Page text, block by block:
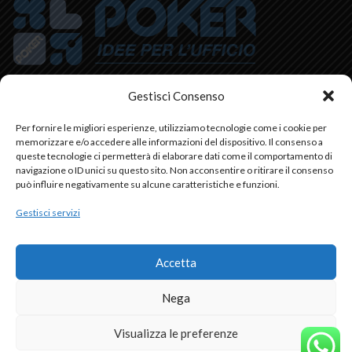
Gestisci Consenso
Per fornire le migliori esperienze, utilizziamo tecnologie come i cookie per
memorizzare e/o accedere alle informazioni del dispositivo. Il consenso a
queste tecnologie ci permetterà di elaborare dati come il comportamento di
navigazione o ID unici su questo sito. Non acconsentire o ritirare il consenso
può influire negativamente su alcune caratteristiche e funzioni.
Gestisci servizi
Accetta
Nega
Visualizza le preferenze
via Monte Cusna,2 42015 Correggio (RE)
Phone: 0522-693633
Fax: 0522-642995
C.f e P.iva: 00745450353
INFORMAZIONI
IL MIO ACCOUNT
Webhouse
proprietari.